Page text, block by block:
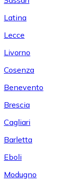
Latina
Lecce
Livorno
Cosenza
Benevento
Brescia
Cagliari
Barletta
Eboli
Modugno